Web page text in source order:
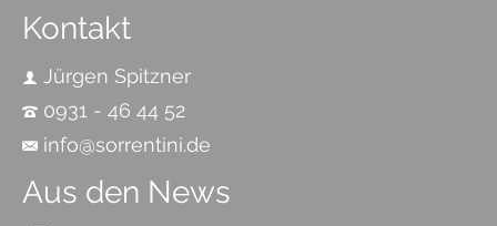
Kontakt
Jürgen Spitzner
0931 - 46 44 52
info@sorrentini.de
Aus den News